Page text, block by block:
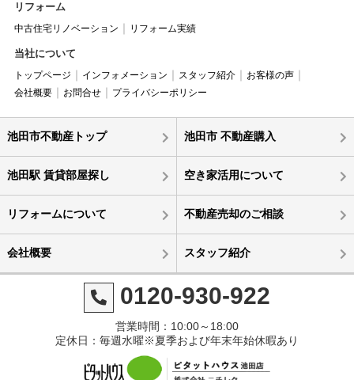
リフォーム
中古住宅リノベーション リフォーム実績
当社について
トップページ インフォメーション スタッフ紹介
お客様の声
会社概要
お問合せ プライバシーポリシー
池田市不動産トップ 池田市 不動産購入
池田駅 賃貸部屋探し 空き家活用について
リフォームについて 不動産売却のご相談
会社概要 スタッフ紹介
0120-930-922
営業時間：10:00～18:00
定休日：毎週水曜※夏季および年末年始休暇あり